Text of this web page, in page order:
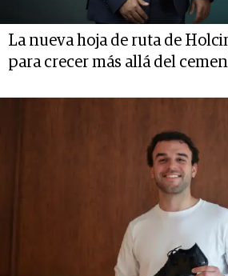
La nueva hoja de ruta de
para crecer más allá del